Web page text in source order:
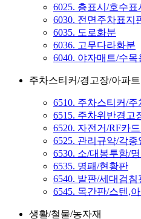
6025. 층표시/호수표
6030. 전면주차표지
6035. 도로화분
6036. 고무다라화분
6040. 야자매트/수목
주차스티커/경고장/아파트
6510. 주차스티커/주
6515. 주차위반경고
6520. 자전거/RF카
6525. 관리규약/각종
6530. 소/대봉투함/
6535. 명패/현황판
6540. 발판/세대검침
6545. 목간판/스텐,
생활/철물/농자재